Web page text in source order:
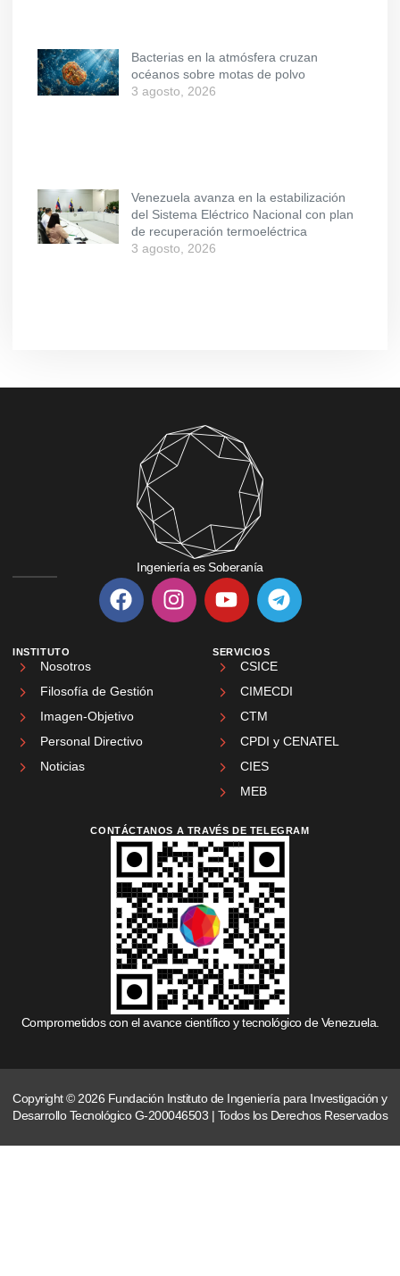
Bacterias en la atmósfera cruzan
océanos sobre motas de polvo
3 agosto, 2026
Venezuela avanza en la estabilización
del Sistema Eléctrico Nacional con plan
de recuperación termoeléctrica
3 agosto, 2026
Ingeniería es Soberanía
INSTITUTO
Nosotros
Filosofía de Gestión
Imagen-Objetivo
Personal Directivo
Noticias
SERVICIOS
CSICE
CIMECDI
CTM
CPDI y CENATEL
CIES
MEB
CONTÁCTANOS A TRAVÉS DE TELEGRAM
Comprometidos con el avance científico y tecnológico de Venezuela.
Copyright © 2026 Fundación Instituto de Ingeniería para Investigación y
Desarrollo Tecnológico G-200046503 | Todos los Derechos Reservados